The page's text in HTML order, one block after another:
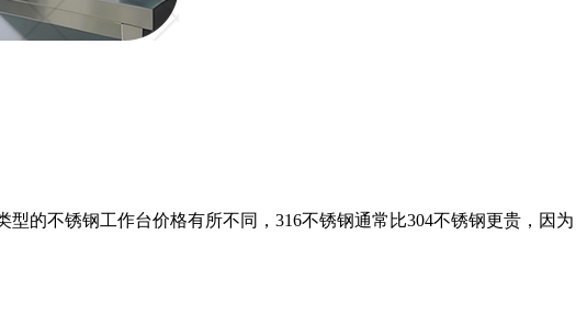
的不锈钢工作台价格有所不同，316不锈钢通常比304不锈钢更贵，因为